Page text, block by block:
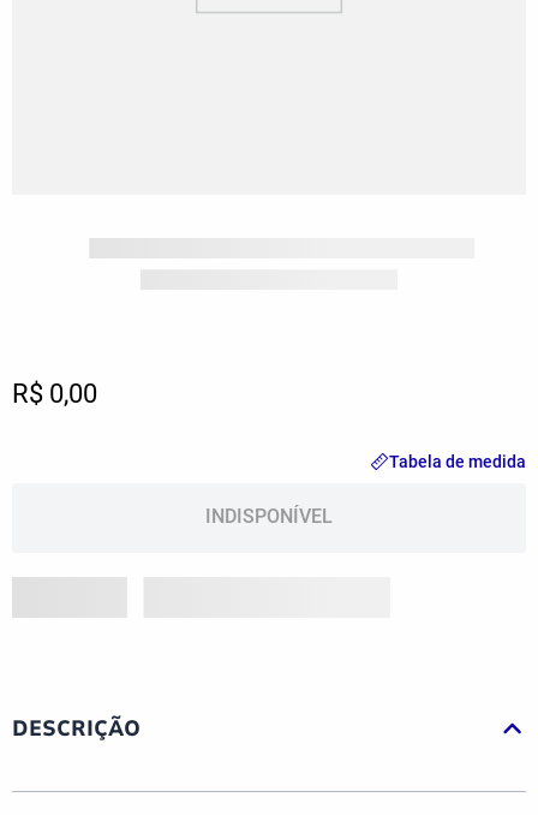
R$ 0,00
Tabela de medida
INDISPONÍVEL
DESCRIÇÃO